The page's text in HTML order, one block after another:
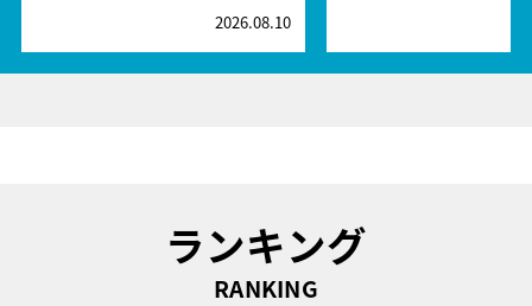
2026.08.10
ランキング
RANKING